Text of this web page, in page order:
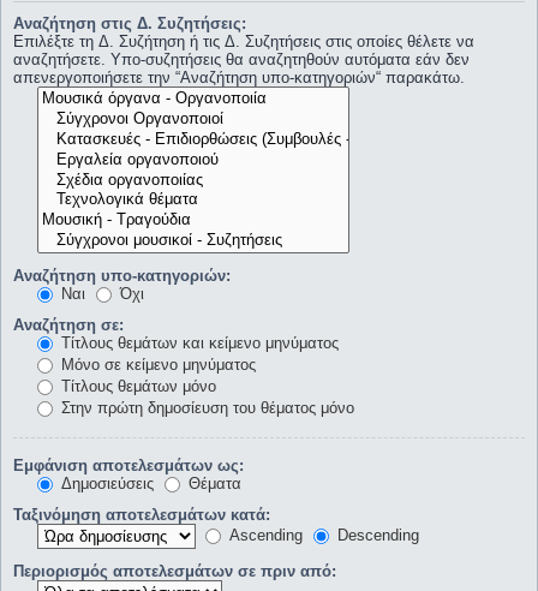
Αναζήτηση στις Δ. Συζητήσεις:
Επιλέξτε τη Δ. Συζήτηση ή τις Δ. Συζητήσεις στις οποίες θέλετε να
αναζητήσετε. Υπο-συζητήσεις θα αναζητηθούν αυτόματα εάν δεν
απενεργοποιήσετε την “Αναζήτηση υπο-κατηγοριών“ παρακάτω.
Αναζήτηση υπο-κατηγοριών:
Ναι
Όχι
Αναζήτηση σε:
Τίτλους θεμάτων και κείμενο μηνύματος
Μόνο σε κείμενο μηνύματος
Τίτλους θεμάτων μόνο
Στην πρώτη δημοσίευση του θέματος μόνο
Εμφάνιση αποτελεσμάτων ως:
Δημοσιεύσεις
Θέματα
Ταξινόμηση αποτελεσμάτων κατά:
Ascending
Descending
Περιορισμός αποτελεσμάτων σε πριν από: